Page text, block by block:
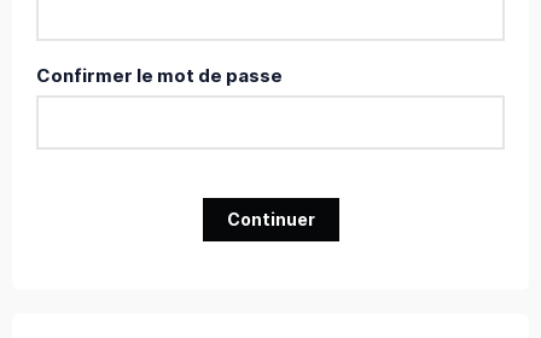
Confirmer le mot de passe
Continuer